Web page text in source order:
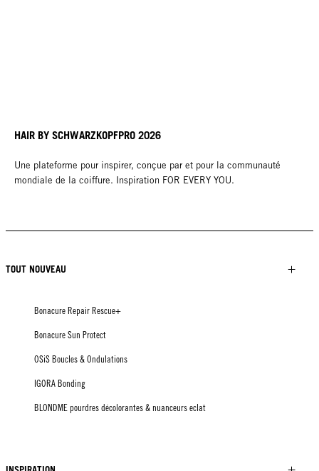
HAIR BY SCHWARZKOPFPRO 2026
Une plateforme pour inspirer, conçue par et pour la communauté
mondiale de la coiffure. Inspiration FOR EVERY YOU.
TOUT NOUVEAU
Bonacure Repair Rescue+
Bonacure Sun Protect
OSiS Boucles & Ondulations
IGORA Bonding
BLONDME pourdres décolorantes & nuanceurs eclat